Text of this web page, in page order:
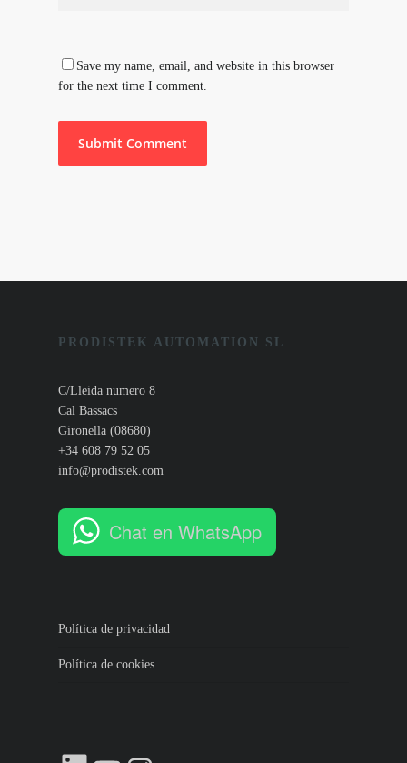
Save my name, email, and website in this browser
for the next time I comment.
PRODISTEK AUTOMATION SL
C/Lleida numero 8
Cal Bassacs
Gironella (08680)
+34 608 79 52 05
info@prodistek.com
Chat en WhatsApp
Política de privacidad
Política de cookies